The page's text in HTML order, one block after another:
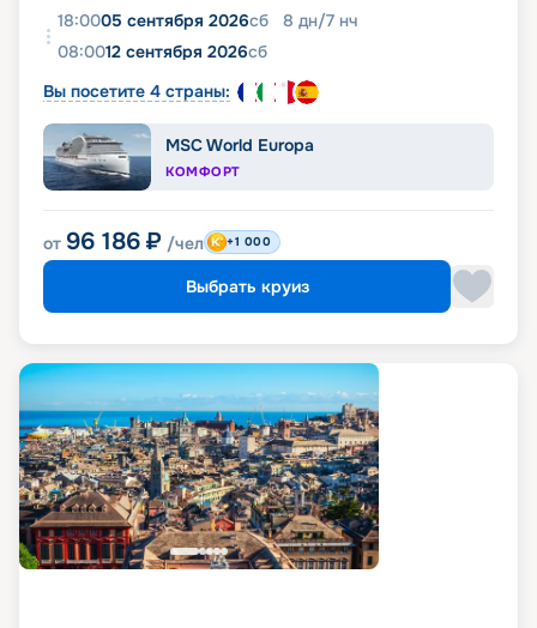
18:0005 сентября 2026сб 8 дн/7 нч
08:0012 сентября 2026сб
Вы посетите 4 страны:
MSC World Europa
КОМФОРТ
от 96 186 ₽ /чел +1 000
Выбрать круиз